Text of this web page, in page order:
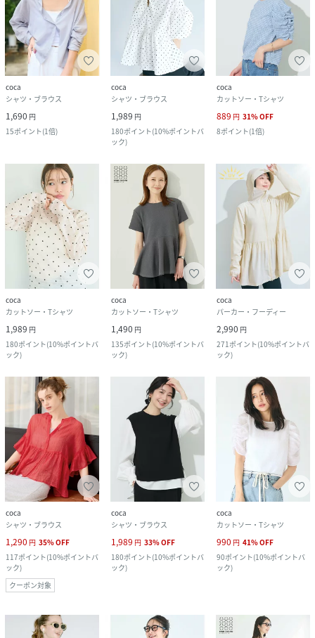
coca
シャツ・ブラウス
1,690 円
15ポイント(1倍)
coca
シャツ・ブラウス
1,989 円
180ポイント(10%ポイントバ
ック)
coca
カットソー・Tシャツ
889 円 31%OFF
8ポイント(1倍)
coca
カットソー・Tシャツ
1,989 円
180ポイント(10%ポイントバ
ック)
coca
カットソー・Tシャツ
1,490 円
135ポイント(10%ポイントバ
ック)
coca
パーカー・フーディー
2,990 円
271 ポイント(10%ポイントバ
ック)
coca
シャツ・ブラウス
1,290 円 35%OFF
117ポイント(10%ポイントバ
ック)
クーポン対象
coca
シャツ・ブラウス
1,989 円 33%OFF
180ポイント(10%ポイントバ
ック)
coca
カットソー・Tシャツ
990 円 41%OFF
90ポイント(10%ポイントバ
ック)